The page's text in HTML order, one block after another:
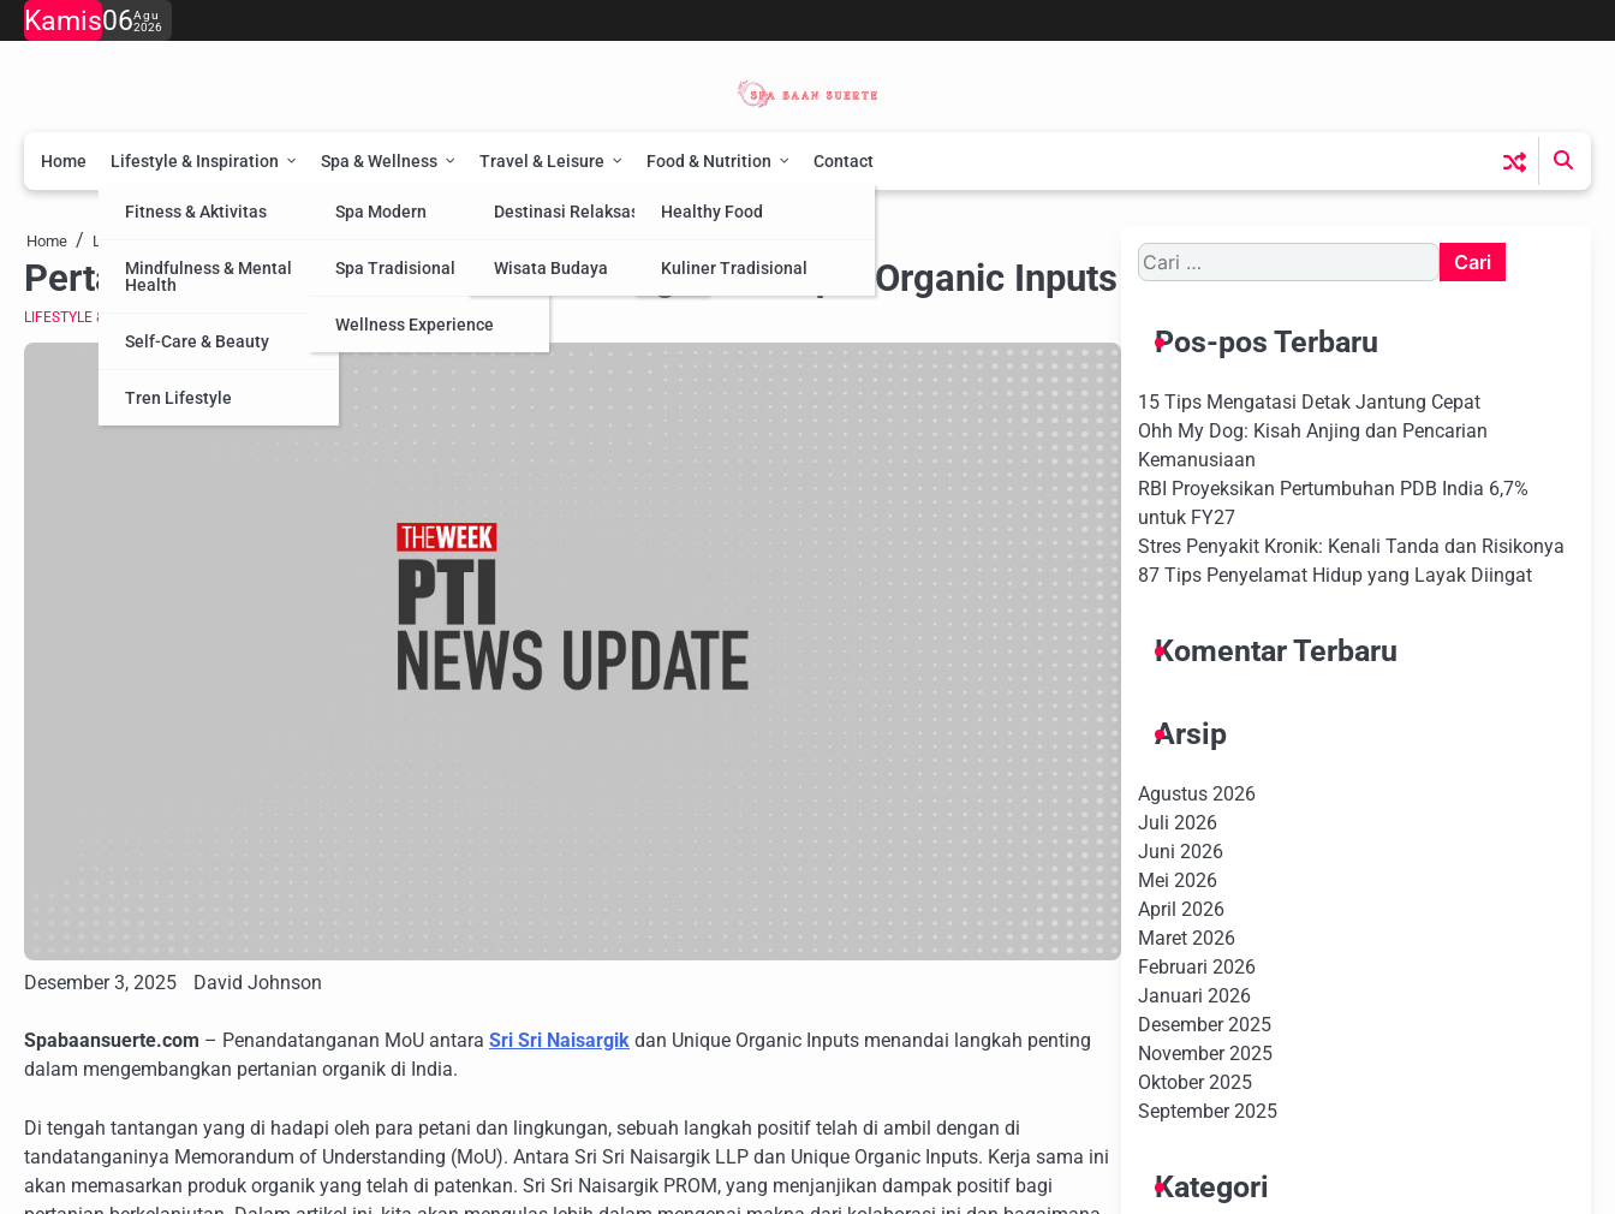
Skip
to
Kamis06Agu
2026
Home Lifestyle & Inspiration
Fitness & Aktivitas
Mindfulness & Mental
Health
Self-Care & Beauty
Tren Lifestyle
Spa & Wellness
Spa Modern
Spa Tradisional
Wellness Experience
Travel & Leisure
Destinasi Relaksasi
Wisata Budaya
Food & Nutrition
Healthy Food
Kuliner Tradisional
Contact
Home Lifestyle & Inspiration
Pertanian Organik: MoU Sri Sri Naisargik & Unique Organic Inputs
LIFESTYLE & INSPIRATION SELF-CARE & BEAUTY
Desember 3, 2025 David Johnson
Spabaansuerte.com – Penandatanganan MoU antara Sri Sri Naisargik dan Unique Organic Inputs menandai langkah penting
dalam mengembangkan pertanian organik di India.
Di tengah tantangan yang di hadapi oleh para petani dan lingkungan, sebuah langkah positif telah di ambil dengan di
tandatanganinya Memorandum of Understanding (MoU). Antara Sri Sri Naisargik LLP dan Unique Organic Inputs. Kerja sama ini
akan memasarkan produk organik yang telah di patenkan. Sri Sri Naisargik PROM, yang menjanjikan dampak positif bagi
Cari
untuk:
Pos-pos Terbaru
15 Tips Mengatasi Detak Jantung Cepat
Ohh My Dog: Kisah Anjing dan Pencarian
Kemanusiaan
RBI Proyeksikan Pertumbuhan PDB India 6,7%
untuk FY27
Stres Penyakit Kronik: Kenali Tanda dan Risikonya
87 Tips Penyelamat Hidup yang Layak Diingat
Komentar Terbaru
Arsip
Agustus 2026
Juli 2026
Juni 2026
Mei 2026
April 2026
Maret 2026
Februari 2026
Januari 2026
Desember 2025
November 2025
Oktober 2025
September 2025
Kategori